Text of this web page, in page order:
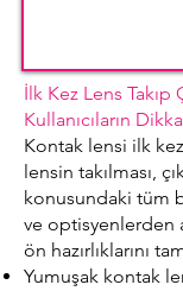
İlk Kez Lens Takıp
Kullanıcıların
Kontak lensi ilk
lensin takılması,
konusundaki tüm
ve optisyenlerden
ön hazırlıklarını
Yumuşak kontak